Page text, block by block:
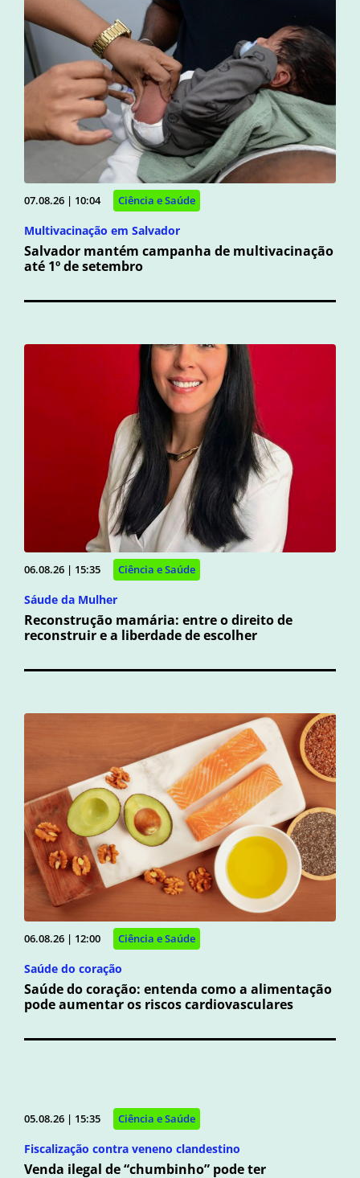
07.08.26 | 10:04 Ciência e Saúde
Multivacinação em Salvador
Salvador mantém campanha de multivacinação
até 1º de setembro
06.08.26 | 15:35 Ciência e Saúde
Sáude da Mulher
Reconstrução mamária: entre o direito de
reconstruir e a liberdade de escolher
06.08.26 | 12:00 Ciência e Saúde
Saúde do coração
Saúde do coração: entenda como a alimentação
pode aumentar os riscos cardiovasculares
05.08.26 | 15:35 Ciência e Saúde
Fiscalização contra veneno clandestino
Venda ilegal de “chumbinho” pode ter